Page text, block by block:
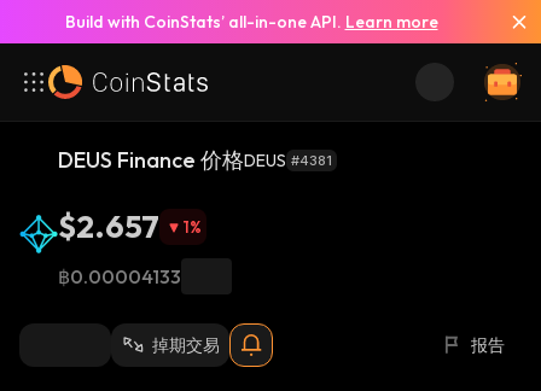
Build with CoinStats’ all-in-one API. Learn more
DEUS Finance 价格DEUS #4381
$2.657 1%
฿0.00004133
掉期交易 报告